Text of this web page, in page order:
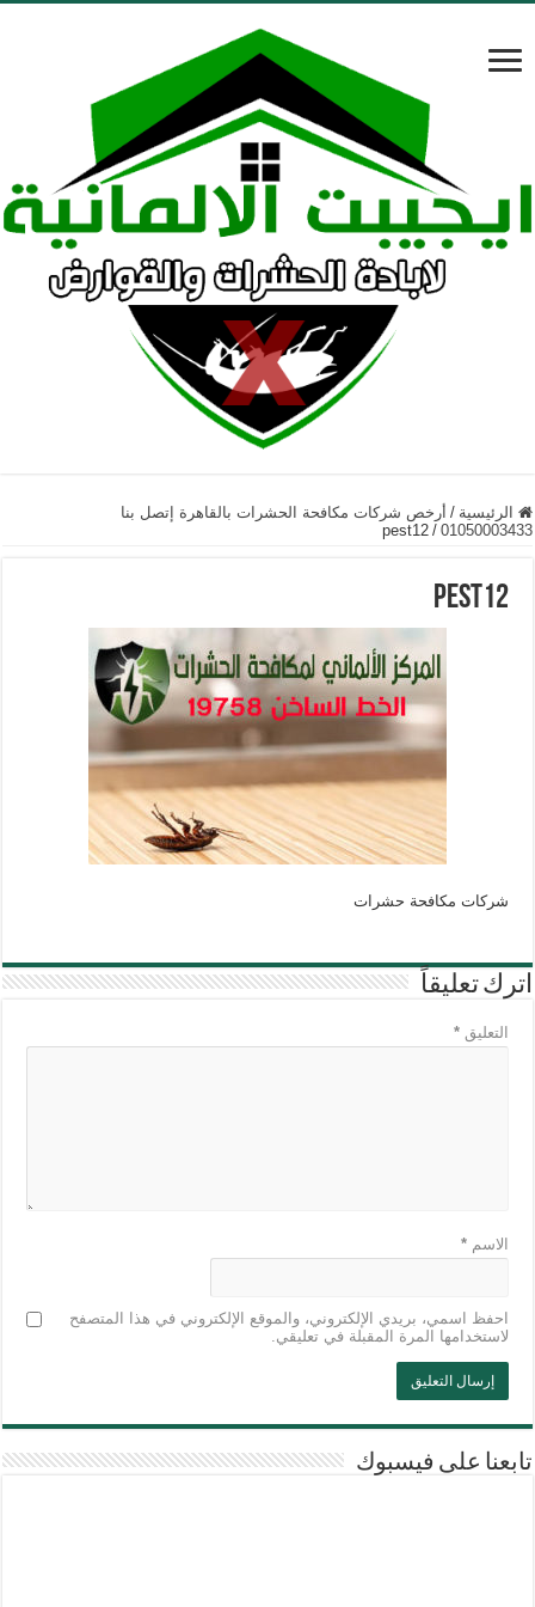
الرئيسية / أرخص شركات مكافحة الحشرات بالقاهرة إتصل بنا
01050003433
/
pest12
pest12
شركات مكافحة حشرات
اترك تعليقاً
التعليق*
الاسم*
احفظ اسمي، بريدي الإلكتروني، والموقع الإلكتروني في هذا المتصفح
لاستخدامها المرة المقبلة في تعليقي.
تابعنا على فيسبوك